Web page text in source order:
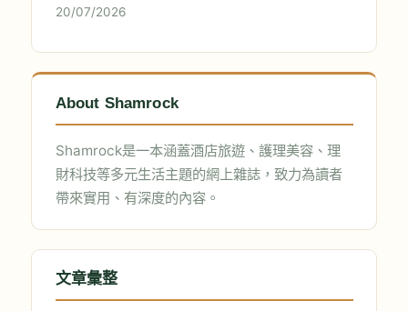
20/07/2026
About Shamrock
Shamrock是一本涵蓋酒店旅遊、護理美容、理
財科技等多元生活主題的網上雜誌，致力為讀者
帶來實用、有深度的內容。
文章彙整